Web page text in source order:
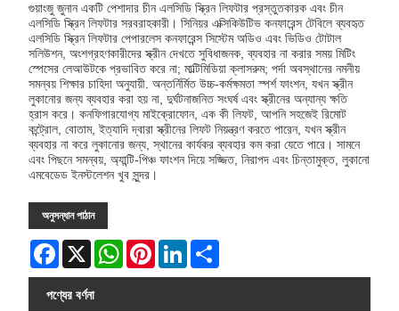
গুয়াংজু জুনান একটি পেশাদার চীন এলসিডি স্ক্রিন লিফটার প্রস্তুতকারক এবং চীন
এলসিডি স্ক্রিন লিফটার সরবরাহকারী। সিনিয়র এক্সিকিউটিভ কনফারেন্স টেবিলে ব্যবহৃত
এলসিডি স্ক্রিন লিফটার পেপারলেস কনফারেন্স সিস্টেম অডিও এবং ভিডিও টোটাল
সলিউশন, অংশগ্রহণকারীদের স্ক্রীন দেখতে সুবিধাজনক, ব্যবহার না করার সময় মিটিং
স্পেসের লেআউটকে প্রভাবিত করে না; মাল্টিমিডিয়া ক্লাসরুম; পর্দা অবস্থানের নমনীয়
সমন্বয় শিক্ষার চাহিদা অনুযায়ী. অন্তর্নির্মিত উচ্চ-কর্মক্ষমতা স্পর্শ ফাংশন, যখন স্ক্রীন
লুকানোর জন্য ব্যবহার করা হয় না, দুর্ঘটনাজনিত সংঘর্ষ এবং স্ক্রীনের অন্যান্য ক্ষতি
হ্রাস করে। কনফিগারযোগ্য মাইক্রোফোন, এক কী লিফট, আপনি সহজেই রিমোট
কন্ট্রোল, বোতাম, ইত্যাদি দ্বারা স্ক্রীনের লিফট নিয়ন্ত্রণ করতে পারেন, যখন স্ক্রীন
ব্যবহার না করে লুকানোর জন্য, স্থানের কার্যকর ব্যবহার কম করা যেতে পারে। সামনে
এবং পিছনে সমন্বয়, অ্যান্টি-পিঞ্চ ফাংশন দিয়ে সজ্জিত, নিরাপদ এবং চিন্তামুক্ত, লুকানো
এমবেডেড ইনস্টলেশন খুব সুন্দর।
অনুসন্ধান পাঠান
Facebook
X WhatsAppPinterestLinkedIn
পণ্যের বর্ণনা